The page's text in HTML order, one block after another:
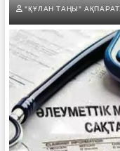
"ҚҰЛАН ТАҢЫ" АҚПАРАТ.